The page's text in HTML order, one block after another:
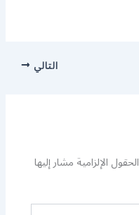
التالي
الحقول الإلزامية مشار إليها